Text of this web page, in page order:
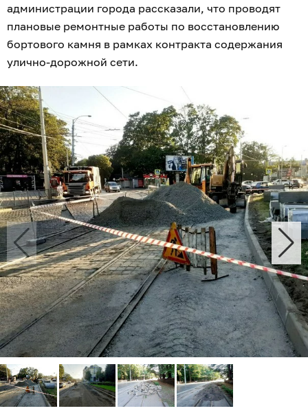
администрации города рассказали, что проводят
плановые ремонтные работы по восстановлению
бортового камня в рамках контракта содержания
улично-дорожной сети.